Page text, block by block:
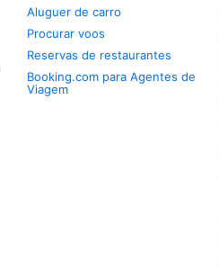
Aluguer de carro
Procurar voos
Reservas de restaurantes
Booking.com para Agentes de
Viagem